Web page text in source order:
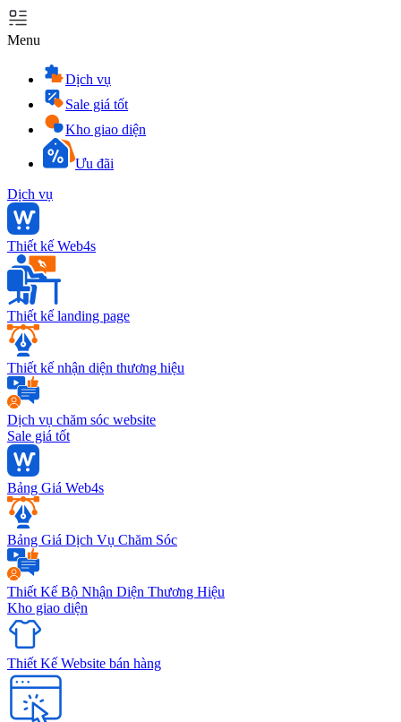
Menu
Dịch vụ
Sale giá tốt
Kho giao diện
Ưu đãi
Dịch vụ
Thiết kế Web4s
Thiết kế landing page
Thiết kế nhận diện thương hiệu
Dịch vụ chăm sóc website
Sale giá tốt
Bảng Giá Web4s
Bảng Giá Dịch Vụ Chăm Sóc
Thiết Kế Bộ Nhận Diện Thương Hiệu
Kho giao diện
Thiết Kế Website bán hàng